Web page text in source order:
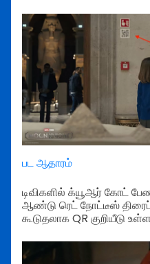
பட ஆதாரம்
டிவிகளில் க்யூஆர் கோட்
ஆண்டு ரெட் நோட்டீஸ்
கூடுதலாக QR குறியீடு